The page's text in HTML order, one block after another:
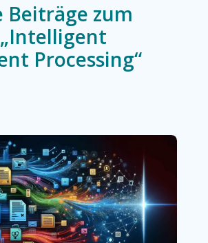
Beiträge zum
Processing“